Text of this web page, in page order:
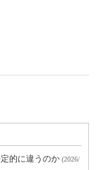
的に違うのか (2026/